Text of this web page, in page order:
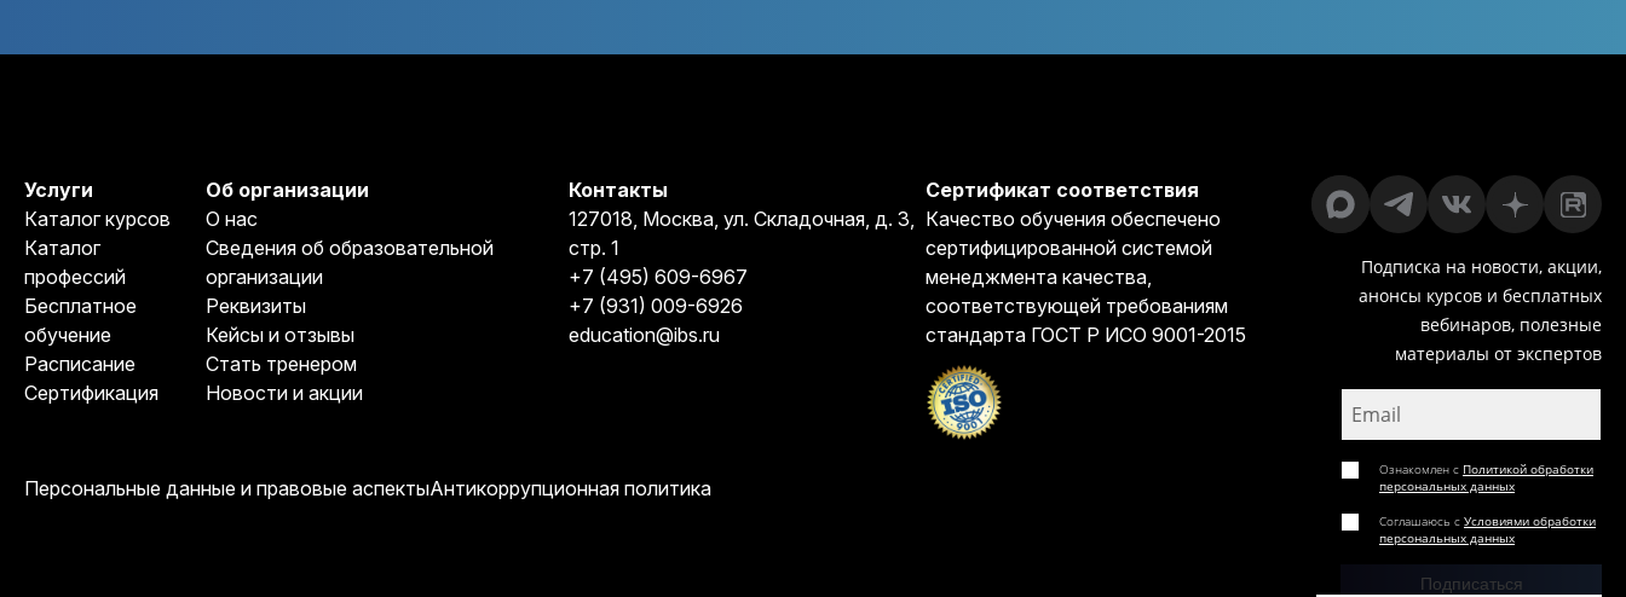
Услуги
Каталог курсов
Каталог
профессий
Бесплатное
обучение
Расписание
Сертификация
Об организации
О нас
Сведения об образовательной
организации
Реквизиты
Кейсы и отзывы
Стать тренером
Новости и акции
Контакты
127018, Москва, ул. Складочная, д. 3,
стр. 1
+7 (495) 609-6967
+7 (931) 009-6926
education@ibs.ru
Сертификат соответствия
Качество обучения обеспечено
сертифицированной системой
менеджмента качества,
соответствующей требованиям
стандарта ГОСТ Р ИСО 9001-2015
Персональные данные и правовые аспектыАнтикоррупционная политика
Подписка на новости, акции,
анонсы курсов и бесплатных
вебинаров, полезные
материалы от экспертов
Ознакомлен с Политикой обработки
персональных данных
Соглашаюсь с Условиями обработки
персональных данных
Подписаться